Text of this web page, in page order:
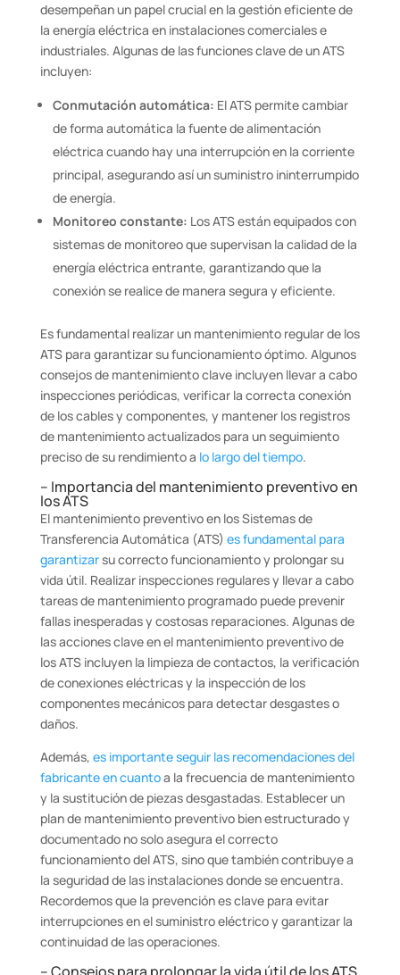
desempeñan un papel crucial en la gestión eficiente de
la energía eléctrica en instalaciones comerciales e
industriales. Algunas de las funciones clave de un ATS
incluyen:
Conmutación automática: El ATS permite cambiar
de forma automática la fuente de alimentación
eléctrica cuando hay una interrupción en la corriente
principal, asegurando así un suministro ininterrumpido
de energía.
Monitoreo constante: Los ATS están equipados con
sistemas de monitoreo que supervisan la calidad de la
energía eléctrica entrante, garantizando que la
conexión se realice de manera segura y eficiente.
Es fundamental realizar un mantenimiento regular de los
ATS para garantizar su funcionamiento óptimo. Algunos
consejos de mantenimiento clave incluyen llevar a cabo
inspecciones periódicas, verificar la correcta conexión
de los cables y componentes, y mantener los registros
de mantenimiento actualizados para un seguimiento
preciso de su rendimiento a lo largo del tiempo.
– Importancia del mantenimiento preventivo en
los ATS
El mantenimiento preventivo en los Sistemas de
Transferencia Automática (ATS) es fundamental para
garantizarsu correcto funcionamiento y prolongar su
vida útil. Realizar inspecciones regulares y llevar a cabo
tareas de mantenimiento programado puede prevenir
fallas inesperadas y costosas reparaciones. Algunas de
las acciones clave en el mantenimiento preventivo de
los ATS incluyen la limpieza de contactos, la verificación
de conexiones eléctricas y la inspección de los
componentes mecánicos para detectar desgastes o
daños.
Además, es importante seguir las recomendaciones del
fabricante en cuantoa la frecuencia de mantenimiento
y la sustitución de piezas desgastadas. Establecer un
plan de mantenimiento preventivo bien estructurado y
documentado no solo asegura el correcto
funcionamiento del ATS, sino que también contribuye a
la seguridad de las instalaciones donde se encuentra.
Recordemos que la prevención es clave para evitar
interrupciones en el suministro eléctrico y garantizar la
continuidad de las operaciones.